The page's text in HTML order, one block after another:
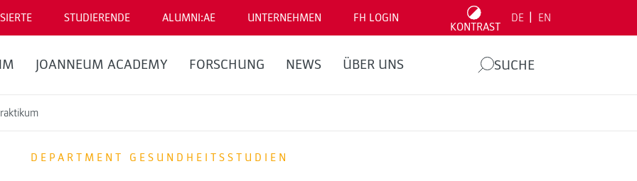
STUDIERENDE ALUMNI:AE UNTERNEHMEN FH LOGIN
KONTRAST
DE EN
JOANNEUM ACADEMY FORSCHUNG NEWS ÜBER UNS SUCHE
DEPARTMENT GESUNDHEITSSTUDIEN